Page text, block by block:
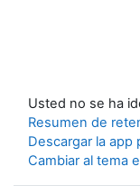
Usted no se ha
Resumen de
Descargar la app
Cambiar al tema